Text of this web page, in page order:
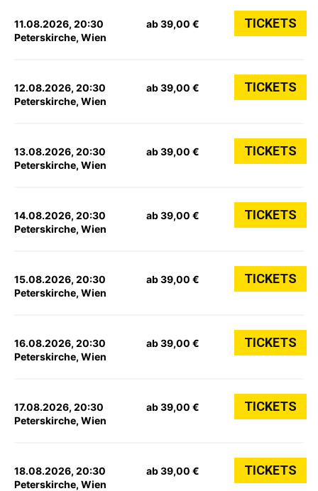
11.08.2026, 20:30
Peterskirche, Wien
ab 39,00 € TICKETS
12.08.2026, 20:30
Peterskirche, Wien
ab 39,00 € TICKETS
13.08.2026, 20:30
Peterskirche, Wien
ab 39,00 € TICKETS
14.08.2026, 20:30
Peterskirche, Wien
ab 39,00 € TICKETS
15.08.2026, 20:30
Peterskirche, Wien
ab 39,00 € TICKETS
16.08.2026, 20:30
Peterskirche, Wien
ab 39,00 € TICKETS
17.08.2026, 20:30
Peterskirche, Wien
ab 39,00 € TICKETS
18.08.2026, 20:30
Peterskirche, Wien
ab 39,00 € TICKETS